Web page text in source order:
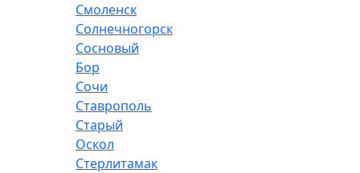
Смоленск
Солнечногорск
Сосновый
Бор
Сочи
Ставрополь
Старый
Оскол
Стерлитамак